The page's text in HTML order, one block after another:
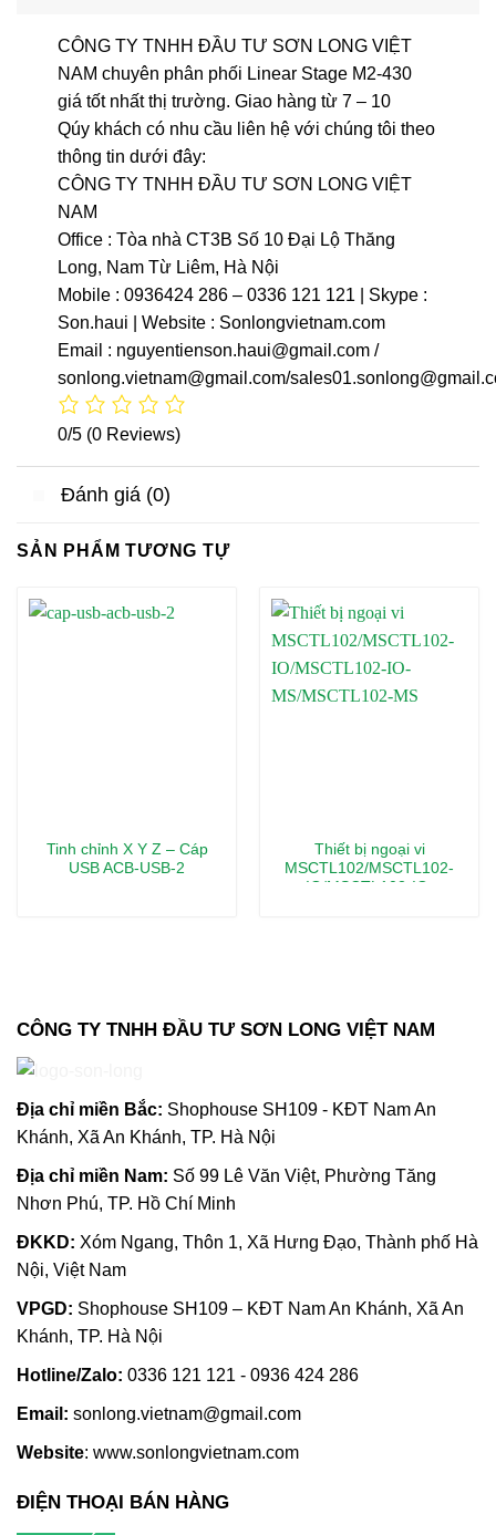
CÔNG TY TNHH ĐẦU TƯ SƠN LONG VIỆT
NAM chuyên phân phối Linear Stage M2-430
giá tốt nhất thị trường. Giao hàng từ 7 – 10
Qúy khách có nhu cầu liên hệ với chúng tôi theo
thông tin dưới đây:
CÔNG TY TNHH ĐẦU TƯ SƠN LONG VIỆT
NAM
Office : Tòa nhà CT3B Số 10 Đại Lộ Thăng
Long, Nam Từ Liêm, Hà Nội
Mobile : 0936424 286 – 0336 121 121 | Skype :
Son.haui | Website : Sonlongvietnam.com
Email : nguyentienson.haui@gmail.com /
sonlong.vietnam@gmail.com/
0/5 (0 Reviews)
Đánh giá (0)
SẢN PHẨM TƯƠNG TỰ
Tinh chỉnh X Y Z – Cáp
USB ACB-USB-2
Thiết bị ngoại vi
MSCTL102/MSCTL102-
IO/MSCTL102-IO-
CÔNG TY TNHH ĐẦU TƯ SƠN LONG VIỆT NAM
Địa chỉ miền Bắc: Shophouse SH109 - KĐT Nam An
Khánh, Xã An Khánh, TP. Hà Nội
Địa chỉ miền Nam: Số 99 Lê Văn Việt, Phường Tăng
Nhơn Phú, TP. Hồ Chí Minh
ĐKKD: Xóm Ngang, Thôn 1, Xã Hưng Đạo, Thành phố Hà
Nội, Việt Nam
VPGD: Shophouse SH109 – KĐT Nam An Khánh, Xã An
Khánh, TP. Hà Nội
Hotline/Zalo: 0336 121 121 - 0936 424 286
Email: sonlong.vietnam@gmail.com
Website: www.sonlongvietnam.com
ĐIỆN THOẠI BÁN HÀNG